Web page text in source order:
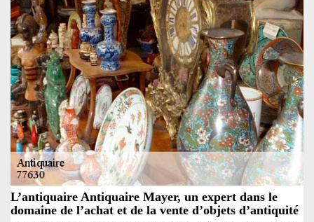
L’antiquaire Antiquaire Mayer, un expert dans le
domaine de l’achat et de la vente d’objets d’antiquité